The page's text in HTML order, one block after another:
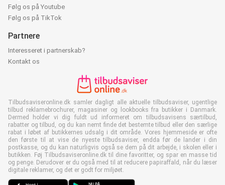
Følg os på Youtube
Følg os på TikTok
Partnere
Interesseret i partnerskab?
Kontakt os
Tilbudsaviseronline.dk samler dagligt alle aktuelle tilbudsaviser, ugentlige
tilbud reklamebrochurer, magasiner og lookbooks fra butikker i Danmark.
Dermed holder vi dig fuldt ud informeret om tilbudsavisens særtilbud,
rabatter og tilbud, og du kan nemt finde det bestemte tilbud eller den særlige
rabat i løbet af butikkernes udsalg i dit område. Vores hjemmeside er ofte
den første til at vise de nyeste tilbudsaviser, endda før de lander i din
postkasse, og du kan naturligvis også se dem på dit arbejde, i skolen eller i
butikken. Føj Tilbudsaviseronline.dk til dine favoritter, og spar en masse tid
og penge. Derudover er du også med til at reducere papiraffald, når du læser
digitale reklamer, og det er godt for miljøet.